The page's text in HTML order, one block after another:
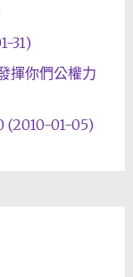
31)
揮你們公權力
(2010-01-05)